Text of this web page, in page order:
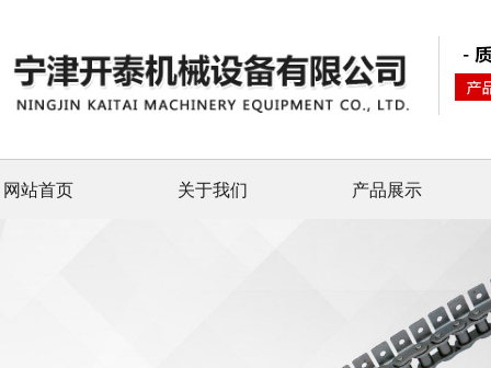
网站首页 关于我们 产品展示